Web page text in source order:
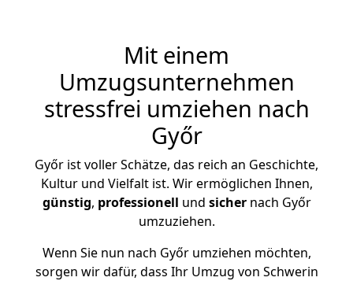
Mit einem
Umzugsunternehmen
stressfrei umziehen nach
Győr
Győr ist voller Schätze, das reich an Geschichte,
Kultur und Vielfalt ist. Wir ermöglichen Ihnen,
günstig, professionell und sichernach Győr
umzuziehen.
Wenn Sie nun nach Győr umziehen möchten,
sorgen wir dafür, dass Ihr Umzug von Schwerin